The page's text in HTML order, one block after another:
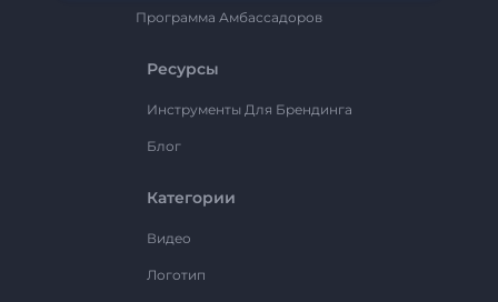
Программа Амбассадоров
Ресурсы
Инструменты Для Брендинга
Блог
Категории
Видео
Логотип